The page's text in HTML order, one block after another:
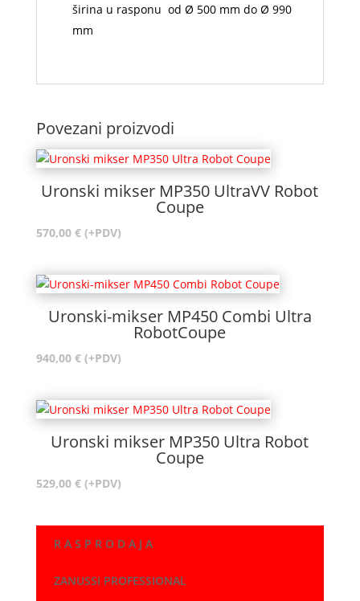
širina u rasponu od Ø 500 mm do Ø 990
mm
Povezani proizvodi
Uronski mikser MP350 UltraVV Robot
Coupe
570,00 € (+PDV)
Uronski-mikser MP450 Combi Ultra
RobotCoupe
940,00 € (+PDV)
Uronski mikser MP350 Ultra Robot
Coupe
529,00 € (+PDV)
R A S P R O D A J A
ZANUSSI PROFESSIONAL